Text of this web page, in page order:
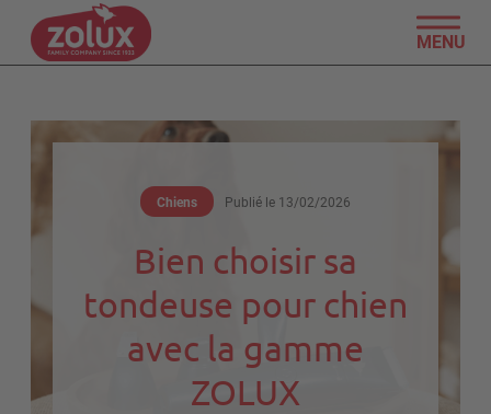
MENU
Chiens Publié le 13/02/2026
Bien choisir sa
tondeuse pour chien
avec la gamme
ZOLUX